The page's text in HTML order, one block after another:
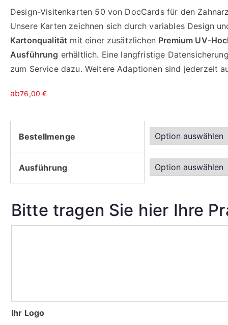
Design-Visitenkarten 50 von DocCards für den
Unsere Karten zeichnen sich durch variables Design
Kartonqualität mit einer zusätzlichen Premium UV-
Ausführung erhältlich. Eine langfristige
zum Service dazu. Weitere Adaptionen sind jederzeit
ab76,00€
Bestellmenge
Ausführung
Bitte tragen Sie hier Ihre
Ihr Logo